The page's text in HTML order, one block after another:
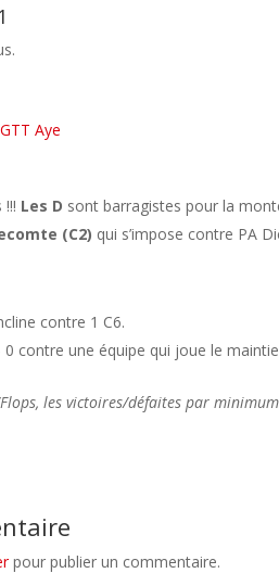
Aye
Les D sont barragistes pour la
(C2) qui s’impose contre PA
contre 1 C6.
0 contre une équipe qui joue le
les victoires/défaites par minimum
pour publier un commentaire.